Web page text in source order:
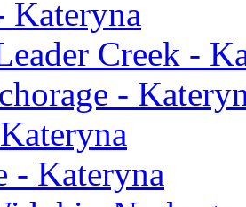
Kateryna
Creek -
-
- Kateryna